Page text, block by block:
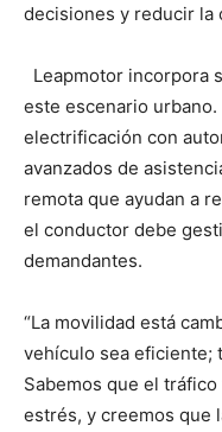
decisiones y reducir la
Leapmotor incorpora
este escenario
electrificación con
avanzados de
remota que ayudan a
el conductor debe
demandantes.
“La movilidad está
vehículo sea eficiente;
Sabemos que el
estrés, y creemos que